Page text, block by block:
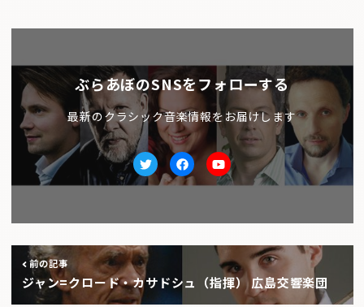
ぶらあぼのSNSをフォローする
最新のクラシック音楽情報をお届けします
TwitterfacebookYoutube
前の記事
ジャン=クロード・カサドシュ（指揮） 広島交響楽団